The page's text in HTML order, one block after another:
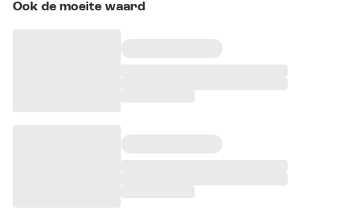
Ook de moeite waard